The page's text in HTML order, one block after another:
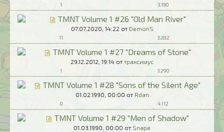
1 3.190
TMNT Volume 1 #26 "Old Man River"
07.07.2020, 14:22 от DemonS
11 3.282
TMNT Volume 1 #27 "Dreams of Stone"
29.12.2012, 19:14 от траксимус
1 3.290
TMNT Volume 1 #28 "Sons of the Silent Age"
01.02.1990, 00:00 от Rdan
0 4.112
TMNT Volume 1 #29 "Men of Shadow"
01.03.1990, 00:00 от Snape